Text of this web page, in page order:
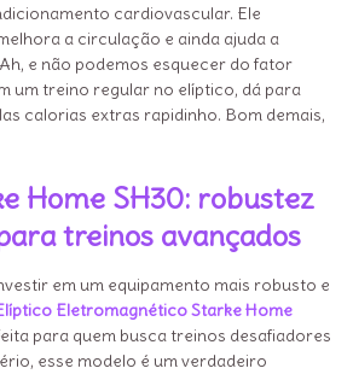
cardiovascular. Ele
a circulação e ainda ajuda a
e não podemos esquecer do fator
um treino regular no elíptico, dá para
calorias extras rapidinho. Bom demais,
Home SH30: robustez
treinos avançados
em um equipamento mais robusto e
Eletromagnético Starke Home
para quem busca treinos desafiadores
esse modelo é um verdadeiro